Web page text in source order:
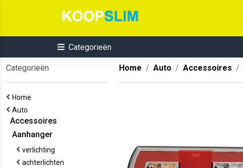
Categorieën
Categorieën
Home
Auto
Accessoires
Aanhanger
verlichting
achterlichten
Home Auto Accessoires